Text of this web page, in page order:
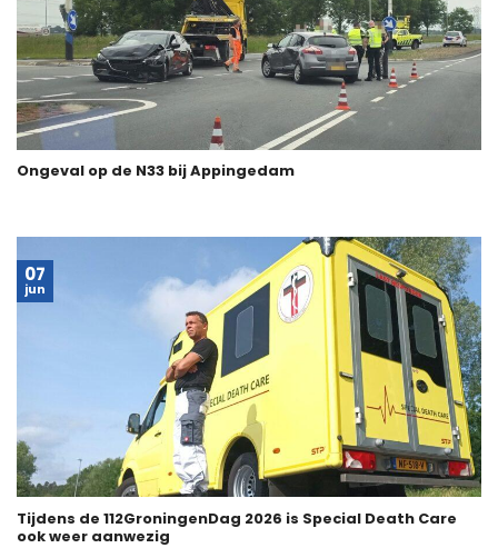
Ongeval op de N33 bij Appingedam
Tijdens de 112GroningenDag 2026 is Special Death Care
ook weer aanwezig
07
jun